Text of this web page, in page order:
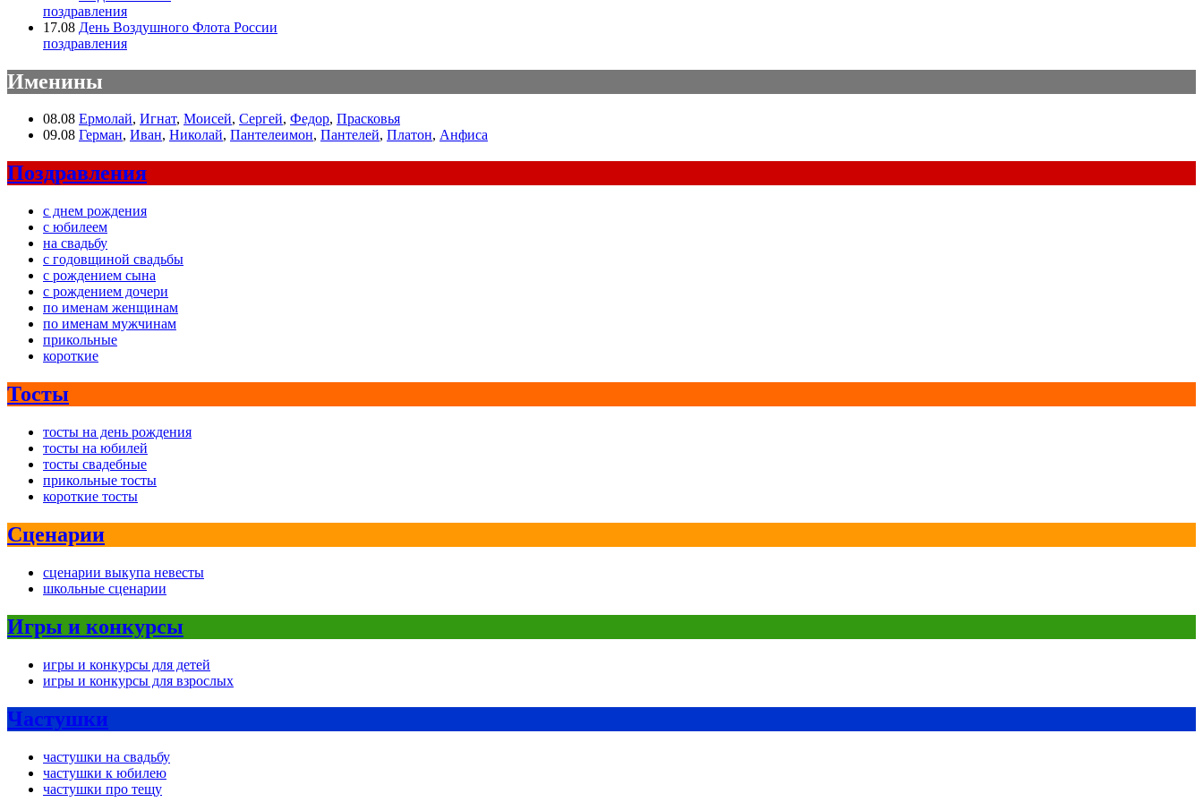
поздравления
17.08 День Воздушного Флота России
поздравления
Именины
08.08 Ермолай, Игнат, Моисей, Сергей, Федор, Прасковья
09.08 Герман, Иван, Николай, Пантелеимон, Пантелей, Платон, Анфиса
Поздравления
с днем рождения
с юбилеем
на свадьбу
с годовщиной свадьбы
с рождением сына
с рождением дочери
по именам женщинам
по именам мужчинам
прикольные
короткие
Тосты
тосты на день рождения
тосты на юбилей
тосты свадебные
прикольные тосты
короткие тосты
Сценарии
сценарии выкупа невесты
школьные сценарии
Игры и конкурсы
игры и конкурсы для детей
игры и конкурсы для взрослых
Частушки
частушки на свадьбу
частушки к юбилею
частушки про тещу